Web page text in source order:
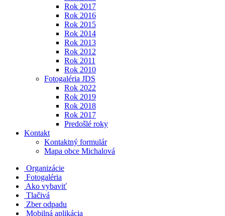
Rok 2017
Rok 2016
Rok 2015
Rok 2014
Rok 2013
Rok 2012
Rok 2011
Rok 2010
Fotogaléria JDS
Rok 2022
Rok 2019
Rok 2018
Rok 2017
Predošlé roky
Kontakt
Kontaktný formulár
Mapa obce Michalová
Organizácie
Fotogaléria
Ako vybaviť
Tlačivá
Zber odpadu
Mobilná aplikácia